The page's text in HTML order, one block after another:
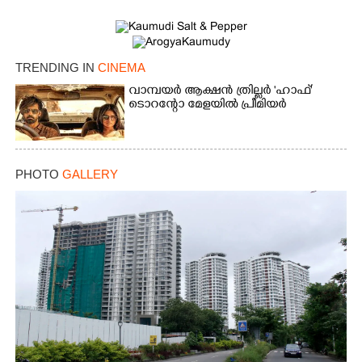
TRENDING IN CINEMA
വാമ്പയർ ആക്ഷൻ ത്രില്ലർ 'ഹാഫ്'
ടൊറന്റോ മേളയിൽ പ്രീമിയർ
PHOTO GALLERY